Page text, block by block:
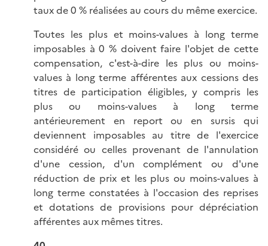
taux de 0 % réalisées au cours du même exercice.
Toutes les plus et moins-values à long terme
imposables à 0 % doivent faire l'objet de cette
compensation, c'est-à-dire les plus ou moins-
values à long terme afférentes aux cessions des
titres de participation éligibles, y compris les
plus ou moins-values à long terme
antérieurement en report ou en sursis qui
deviennent imposables au titre de l'exercice
considéré ou celles provenant de l'annulation
d'une cession, d'un complément ou d'une
réduction de prix et les plus ou moins-values à
long terme constatées à l'occasion des reprises
et dotations de provisions pour dépréciation
afférentes aux mêmes titres.